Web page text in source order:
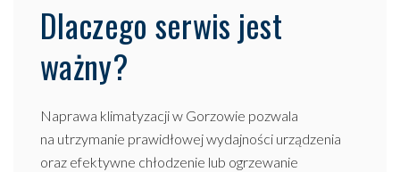
Dlaczego serwis jest
ważny?
Naprawa klimatyzacji w Gorzowie pozwala
na utrzymanie prawidłowej wydajności urządzenia
oraz efektywne chłodzenie lub ogrzewanie